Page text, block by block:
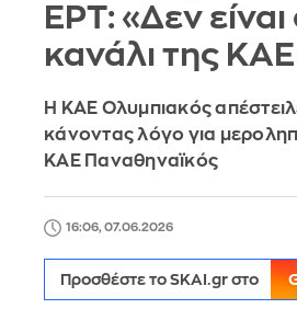
ΕΡΤ: «Δεν
κανάλι της
Η ΚΑΕ Ολυμπιακός
κάνοντας λόγο για
ΚΑΕ Παναθηναϊκός
16:06, 07.06.2026
Προσθέστε το SKAI.gr στο